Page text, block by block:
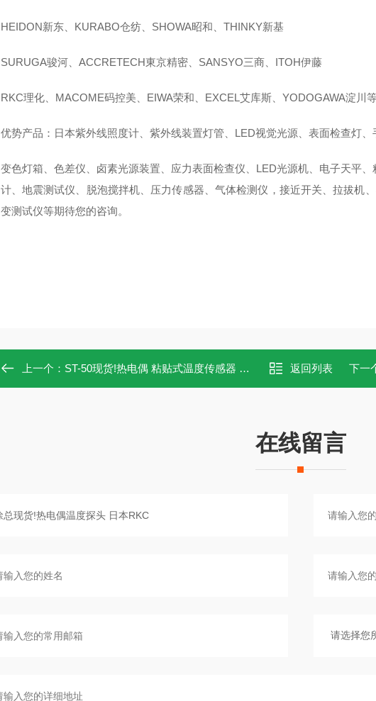
HEIDON新东、KURABO仓纺、SHOWA昭和、THINKY新基
SURUGA骏河、ACCRETECH東京精密、SANSYO三商、ITOH伊藤
RKC理化、MACOME码控美、EIWA荣和、EXCEL艾库斯、YODOGAWA淀川
优势产品：日本紫外线照度计、紫外线装置灯管、LED视觉光源、表面检查灯、
变色灯箱、色差仪、卤素光源装置、应力表面检查仪、LED光源机、电子天平
计、地震测试仪、脱泡搅拌机、压力传感器、气体检测仪，接近开关、拉拔机
变测试仪等期待您的咨询。
上一个： ST-50现货!热电偶 粘贴式温度传感器 日本RKC 返回列表 下一
在线留言